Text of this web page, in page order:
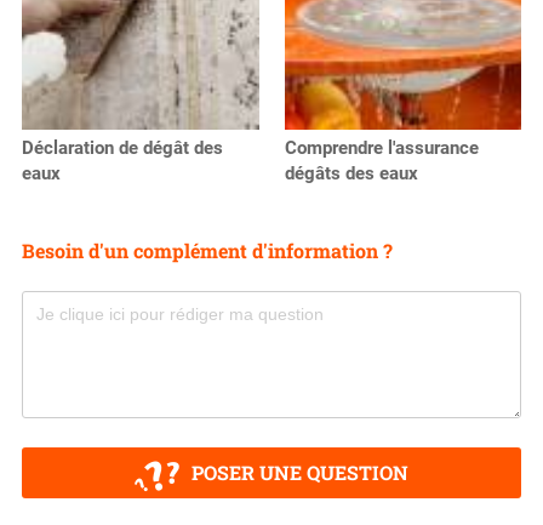
Déclaration de dégât des
eaux
Comprendre l'assurance
dégâts des eaux
Besoin d'un complément d'information ?
POSER UNE QUESTION